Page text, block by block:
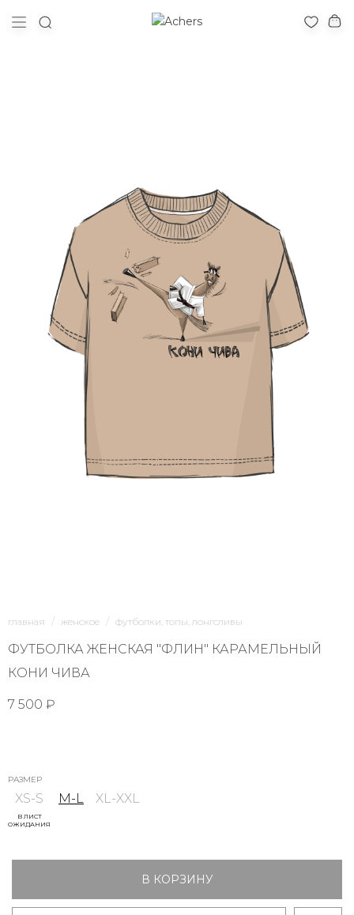
главная женское футболки, топы, лонгсливы
ФУТБОЛКА ЖЕНСКАЯ "ФЛИН" КАРАМЕЛЬНЫЙ
КОНИ ЧИВА
7 500 ₽
РАЗМЕР
XS-S
В ЛИСТ
ОЖИДАНИЯ
M-L XL-XXL
В КОРЗИНУ